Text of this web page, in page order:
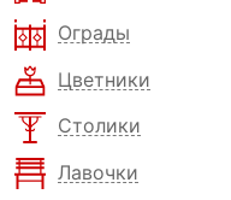
Ограды
Цветники
Столики
Лавочки